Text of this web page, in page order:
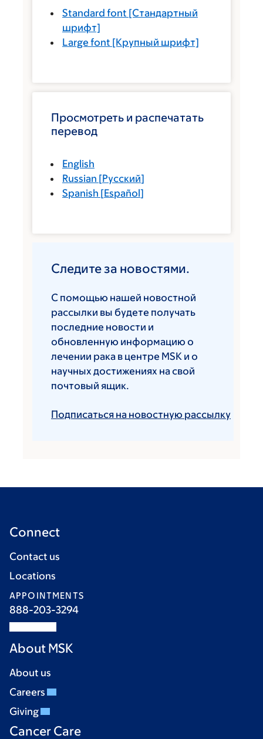
Standard font [Стандартный
шрифт]
Large font [Крупный шрифт]
Просмотреть и распечатать
перевод
English
Russian [Русский]
Spanish [Español]
Следите за новостями.
С помощью нашей новостной
рассылки вы будете получать
последние новости и
обновленную информацию о
лечении рака в центре MSK и о
научных достижениях на свой
почтовый ящик.
Подписаться на новостную рассылку
Connect
Contact us
Locations
APPOINTMENTS
888-203-3294
About MSK
About us
Careers
Giving
Cancer Care